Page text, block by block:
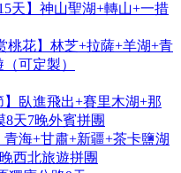
天】神山聖湖+轉山+一措
桃花】林芝+拉薩+羊湖+青
可定製）
臥進飛出+賽里木湖+那
天7晚外賓拼團
海+甘肅+新疆+茶卡鹽湖
西北旅遊拼團